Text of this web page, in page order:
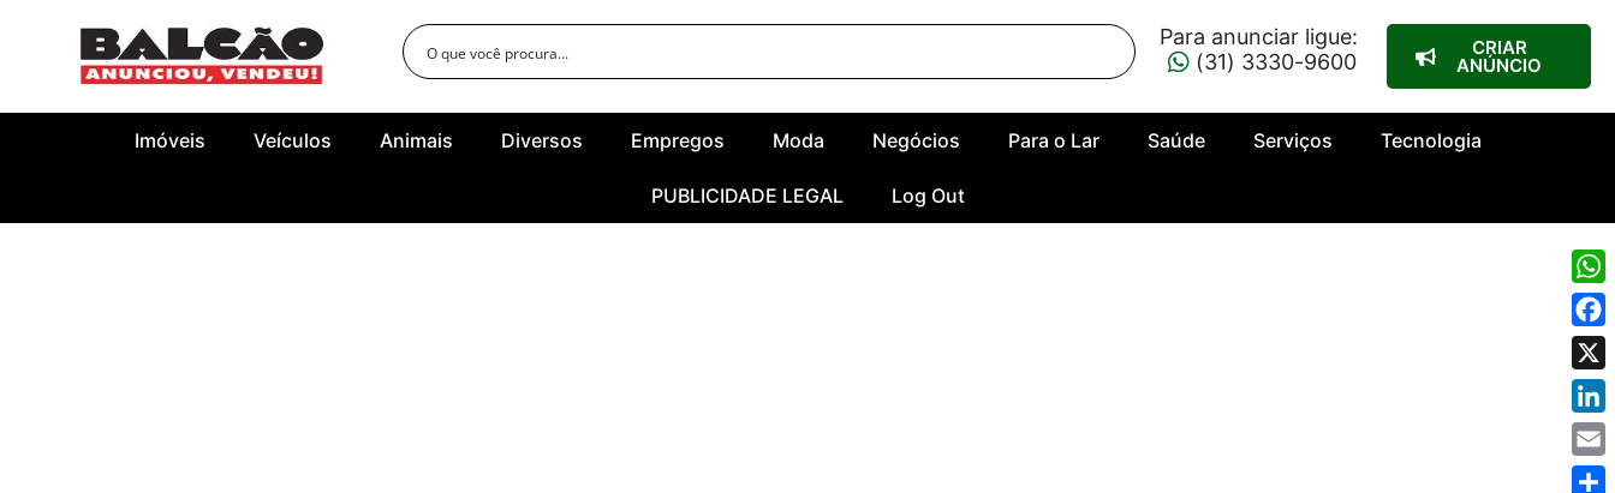
Para anunciar ligue:
(31) 3330-9600
CRIAR
ANÚNCIO
Imóveis Veículos Animais Diversos Empregos Moda Negócios Para o Lar Saúde Serviços Tecnologia
PUBLICIDADE LEGAL Log Out
X